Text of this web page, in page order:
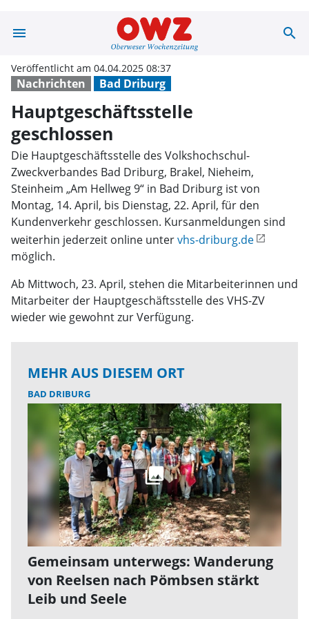
menu search
Nachrichten Bad Driburg
Veröffentlicht am 04.04.2025 08:37
Hauptgeschäftsstelle
geschlossen
Die Hauptgeschäftsstelle des Volkshochschul-
Zweckverbandes Bad Driburg, Brakel, Nieheim,
Steinheim „Am Hellweg 9“ in Bad Driburg ist von
Montag, 14. April, bis Dienstag, 22. April, für den
Kundenverkehr geschlossen. Kursanmeldungen sind
weiterhin jederzeit online untervhs-driburg.de
möglich.
Ab Mittwoch, 23. April, stehen die Mitarbeiterinnen und
Mitarbeiter der Hauptgeschäftsstelle des VHS-ZV
wieder wie gewohnt zur Verfügung.
MEHR AUS DIESEM ORT
BAD DRIBURG
Gemeinsam unterwegs: Wanderung
von Reelsen nach Pömbsen stärkt
Leib und Seele